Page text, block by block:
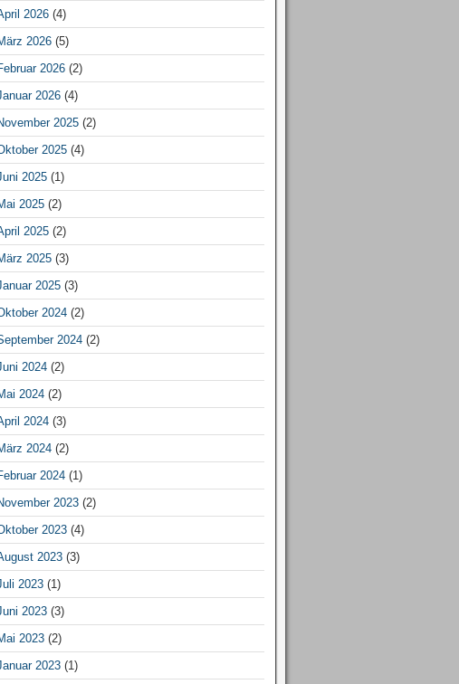
2026(4)
2026(5)
2026(2)
2026(4)
2025(2)
2025(4)
2025(1)
2025(2)
2025(2)
2025(3)
2025(3)
2024(2)
2024(2)
2024(2)
2024(2)
2024(3)
2024(2)
2024(1)
2023(2)
2023(4)
2023(3)
2023(1)
2023(3)
2023(2)
2023(1)